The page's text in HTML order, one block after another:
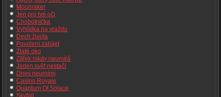
Moonraker
Jen pro tvé oči
Chobotnička
Vyhlídka na vraždu
Dech života
Povolení zabíjet
Zlaté oko
Zítřek nikdy neumírá
Jeden svět nestačí
Dnes neumírej
Casino Royale
Quantum Of Solace
Skyfall